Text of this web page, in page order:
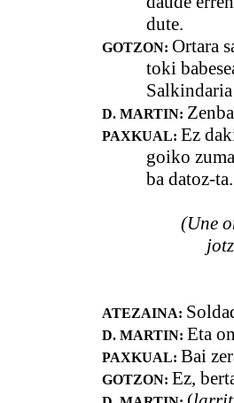
dute.
GOTZON: Ortara
toki
D. MARTIN:
PAXKUAL: Ez
goiko
ba datoz-ta.
(Une
ATEZAINA:
D. MARTIN: Eta
PAXKUAL: Bai
GOTZON: Ez,